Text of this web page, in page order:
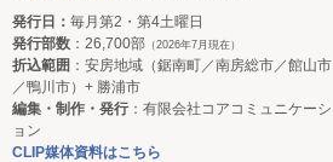
発行日： 毎月第2・第4土曜日
発行部数 ：26,700部 （2026年7月現在）
折込範囲 ：安房地域（鋸南町／南房総市／館山市
／鴨川市）+ 勝浦市
編集・制作・発行：有限会社コアコミュニケーシ
ョン
CLIP媒体資料はこちら